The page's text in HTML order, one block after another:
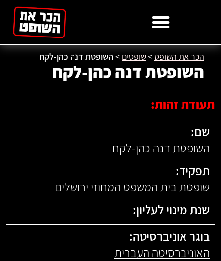
הכר את השופט >שופטים > השופטת דנה כהן-לקח
השופטת דנה כהן-לקח
תעודת זהות:
שם:
השופטת דנה כהן-לקח
תפקיד:
שופטת בית המשפט המחוזי ירושלים
שנת מינוי לעליון:
בוגר אוניברסיטה:
האוניברסיטה העברית